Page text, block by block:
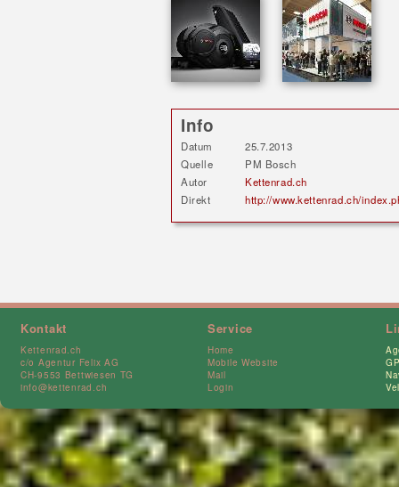
Info
Datum
25.7.2013
Quelle
PM Bosch
Autor
Kettenrad.ch
Direkt
http://www.kettenrad.ch/
Kontakt
Kettenrad.ch
c/o Agentur Felix AG
CH-9553 Bettwiesen TG
info@kettenrad.ch
Service
Home
Mobile Website
Mail
Login